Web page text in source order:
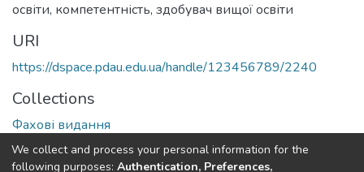
освіти, компетентність, здобувач вищої освіти
URI
https://dspace.pdau.edu.ua/handle/123456789/2240
Collections
Фахові видання
Full item page
We collect and process your personal information for the
following purposes: Authentication, Preferences,